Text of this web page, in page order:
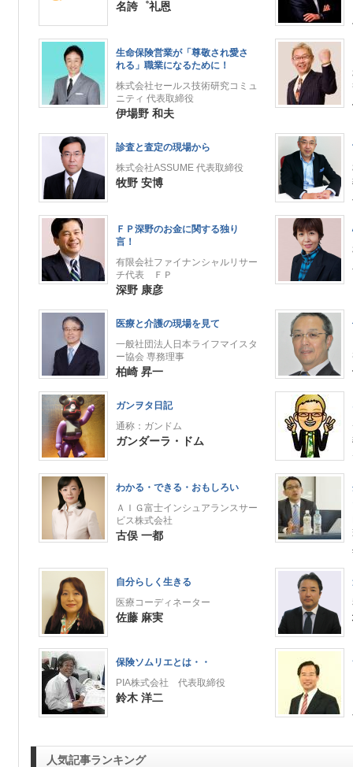
名誇゜礼恩
生命保険営業が「尊敬され愛さ
れる」職業になるために！
株式会社セールス技術研究コミュ
ニティ 代表取締役
伊場野 和夫
診査と査定の現場から
株式会社ASSUME 代表取締役
牧野 安博
ＦＰ深野のお金に関する独り
言！
有限会社ファイナンシャルリサー
チ代表 ＦＰ
深野 康彦
医療と介護の現場を見て
一般社団法人日本ライフマイスタ
ー協会 専務理事
柏崎 昇一
ガンヲタ日記
通称：ガンドム
ガンダーラ・ドム
わかる・できる・おもしろい
ＡＩＧ富士インシュアランスサー
ビス株式会社
古俣 一都
自分らしく生きる
医療コーディネーター
佐藤 麻実
保険ソムリエとは・・
PIA株式会社 代表取締役
鈴木 洋二
人気記事ランキング